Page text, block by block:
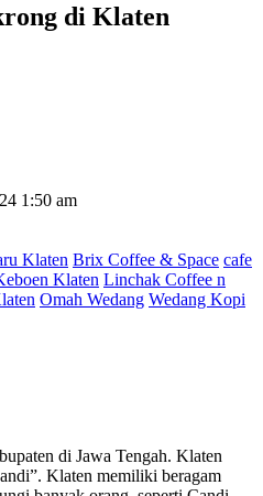
di Klaten
1:50 am
Klaten Brix Coffee & Space cafe
Klaten Linchak Coffee n
Omah Wedang Wedang Kopi
di Jawa Tengah. Klaten
Klaten memiliki beragam